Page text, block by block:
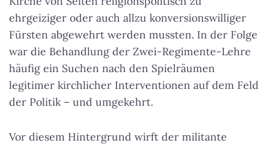
ehrgeiziger oder auch allzu konversionswilliger
Fürsten abgewehrt werden mussten. In der Folge
war die Behandlung der Zwei-Regimente-Lehre
häufig ein Suchen nach den Spielräumen
legitimer kirchlicher Interventionen auf dem Feld
der Politik – und umgekehrt.
Vor diesem Hintergrund wirft der militante